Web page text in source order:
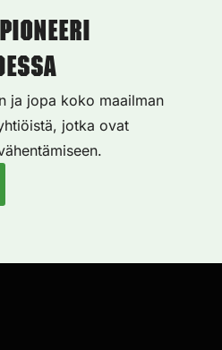
ja jopa koko maailman
jotka ovat